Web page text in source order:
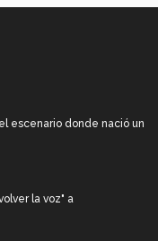
escenario donde nació un
la voz" a